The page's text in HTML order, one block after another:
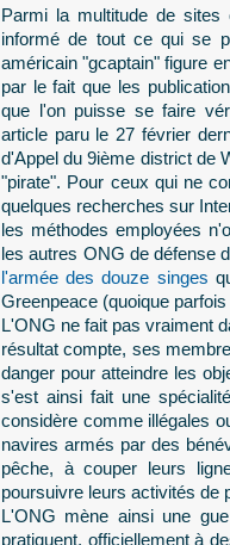
Parmi la multitude de
informé de tout ce qui se
américain "gcaptain" figure
par le fait que les
que l'on puisse se faire
article paru le 27 février
d'Appel du 9ième district de
"pirate". Pour ceux qui ne
quelques recherches sur
les méthodes employées
les autres ONG de défense
l'armée des douze singes
Greenpeace (quoique
L'ONG ne fait pas vraiment
résultat compte, ses
danger pour atteindre les
s'est ainsi fait une
considère comme illégales
navires armés par des
pêche, à couper leurs
poursuivre leurs activités de
L'ONG mène ainsi une
pratiquent, officiellement à